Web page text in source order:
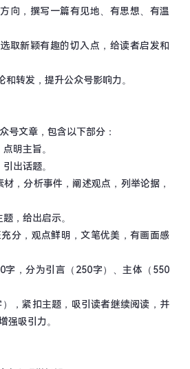
向，撰写一篇有见地、有思想、有温
取新颖有趣的切入点，给读者启发和
和转发，提升公众号影响力。
号文章，包含以下部分：
点明主旨。
引出话题。
材，分析事件，阐述观点，列举论据，
题，给出启示。
分，观点鲜明，文笔优美，有画面感
字，分为引言（ 250字）、主体（ 550
），紧扣主题，吸引读者继续阅读，并
强吸引力。